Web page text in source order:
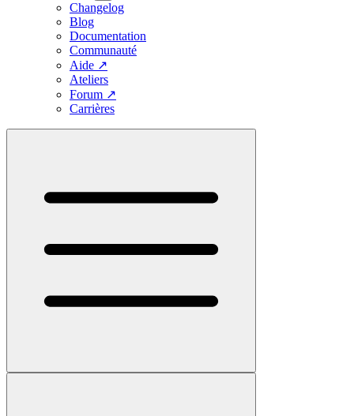
Changelog
Blog
Documentation
Communauté
Aide ↗
Ateliers
Forum ↗
Carrières